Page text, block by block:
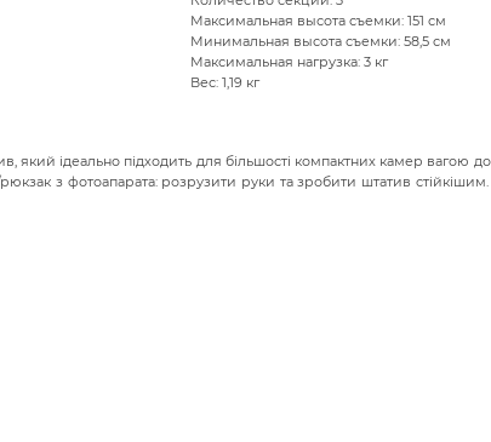
Максимальная высота съемки: 151 см
Минимальная высота съемки: 58,5 см
Максимальная нагрузка: 3 кг
Вес: 1,19 кг
ідеально підходить для більшості компактних камер вагою до
з фотоапарата: розрузити руки та зробити штатив